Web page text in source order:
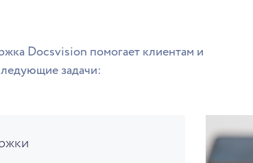
Docsvision помогает клиентам и
задачи: